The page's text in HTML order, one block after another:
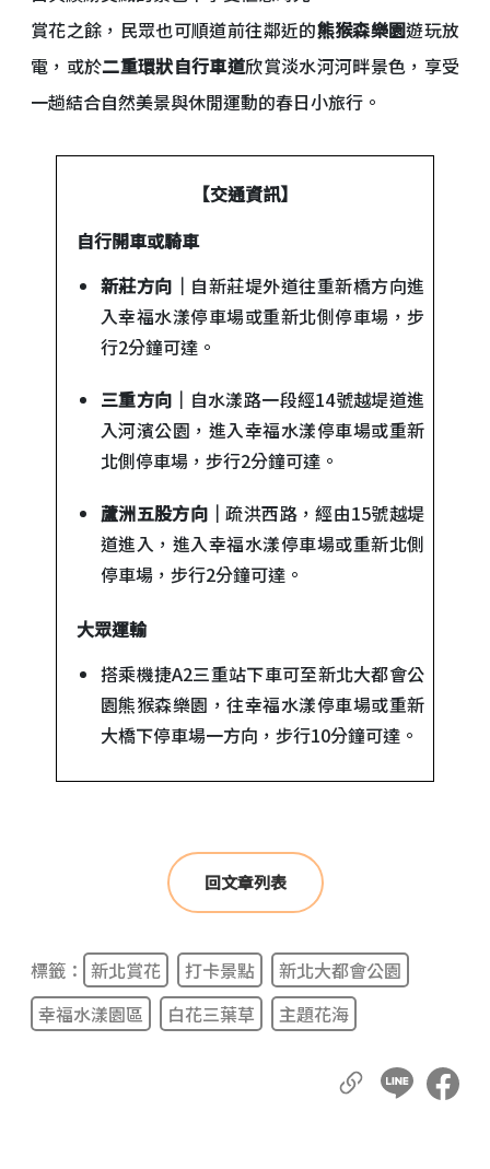
賞花之餘，民眾也可順道前往鄰近的熊猴森樂園遊玩放
電，或於二重環狀自行車道欣賞淡水河河畔景色，享受
一趟結合自然美景與休閒運動的春日小旅行。
【交通資訊】
自行開車或騎車
新莊方向｜ 自新莊堤外道往重新橋方向進
入幸福水漾停車場或重新北側停車場，步
行2分鐘可達。
三重方向｜ 自水漾路一段經14號越堤道進
入河濱公園，進入幸福水漾停車場或重新
北側停車場，步行2分鐘可達。
蘆洲五股方向｜疏洪西路，經由15號越堤
道進入，進入幸福水漾停車場或重新北側
停車場，步行2分鐘可達。
大眾運輸
搭乘機捷A2三重站下車可至新北大都會公
園熊猴森樂園，往幸福水漾停車場或重新
大橋下停車場一方向，步行10分鐘可達。
回文章列表
標籤： 新北賞花 打卡景點
新北大都會公園
幸福水漾園區
白花三葉草 主題花海